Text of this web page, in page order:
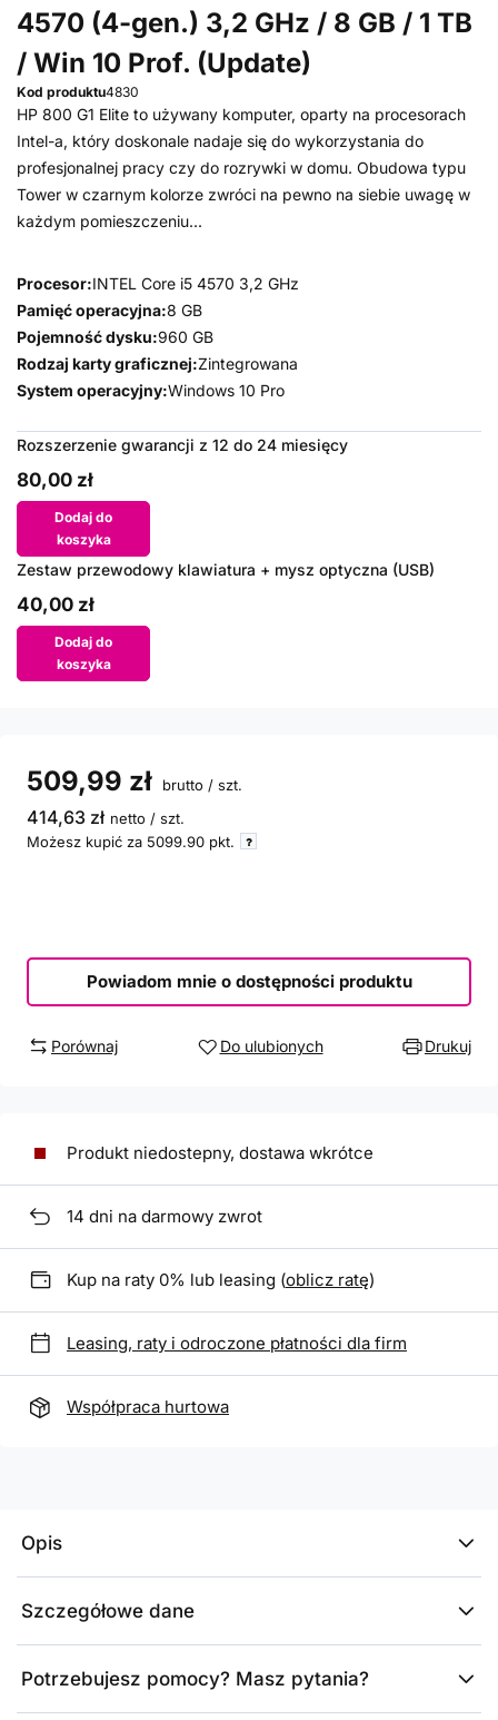
4570 (4-gen.) 3,2 GHz / 8 GB / 1 TB
/ Win 10 Prof. (Update)
Kod produktu4830
HP 800 G1 Elite to używany komputer, oparty na procesorach
Intel-a, który doskonale nadaje się do wykorzystania do
profesjonalnej pracy czy do rozrywki w domu. Obudowa typu
Tower w czarnym kolorze zwróci na pewno na siebie uwagę w
każdym pomieszczeniu...
Procesor:INTEL Core i5 4570 3,2 GHz
Pamięć operacyjna:8 GB
Pojemność dysku:960 GB
Rodzaj karty graficznej:Zintegrowana
System operacyjny:Windows 10 Pro
Rozszerzenie gwarancji z 12 do 24 miesięcy
80,00 zł
Dodaj do
koszyka
Zestaw przewodowy klawiatura + mysz optyczna (USB)
40,00 zł
Dodaj do
koszyka
509,99 zł brutto / szt.
414,63 zł netto / szt.
Możesz kupić za 5099.90 pkt.
Powiadom mnie o dostępności produktu
Porównaj Do ulubionych Drukuj
Produkt niedostepny, dostawa wkrótce
14 dni na darmowy zwrot
Kup na raty 0% lub leasing (oblicz ratę)
Leasing, raty i odroczone płatności dla firm
Współpraca hurtowa
Opis
Szczegółowe dane
Potrzebujesz pomocy? Masz pytania?